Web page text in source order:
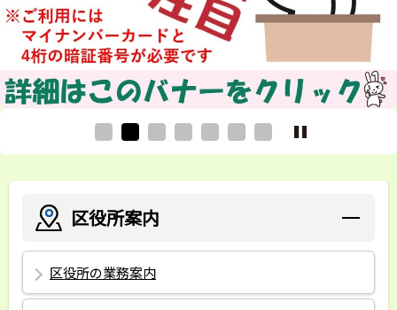
区役所案内
区役所の業務案内